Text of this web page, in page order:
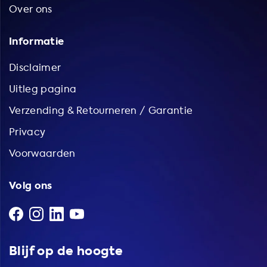
Over ons
Informatie
Disclaimer
Uitleg pagina
Verzending & Retourneren / Garantie
Privacy
Voorwaarden
Volg ons
Blijf op de hoogte